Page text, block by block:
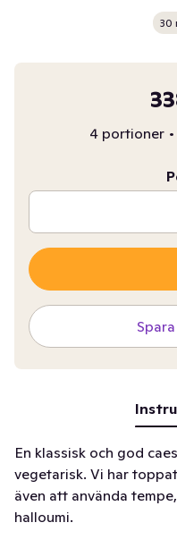
30
4 portioner •
En klassisk och god
vegetarisk. Vi har
även att använda
halloumi.